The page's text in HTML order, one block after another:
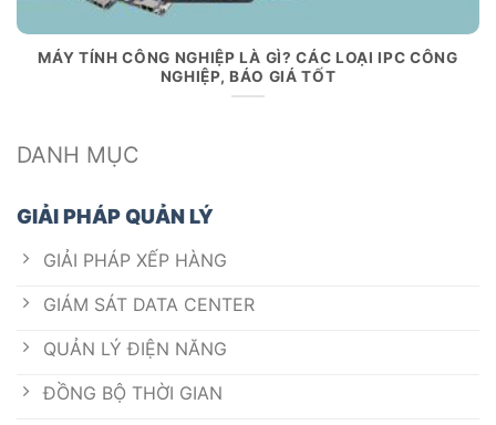
MÁY TÍNH CÔNG NGHIỆP LÀ GÌ? CÁC LOẠI IPC CÔNG
NGHIỆP, BÁO GIÁ TỐT
DANH MỤC
GIẢI PHÁP QUẢN LÝ
GIẢI PHÁP XẾP HÀNG
GIÁM SÁT DATA CENTER
QUẢN LÝ ĐIỆN NĂNG
ĐỒNG BỘ THỜI GIAN